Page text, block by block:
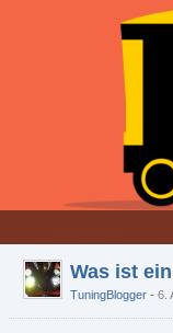
Was ist
TuningBlogger 6.